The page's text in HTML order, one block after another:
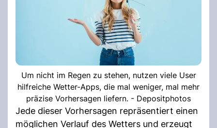
Um nicht im Regen zu stehen, nutzen viele User
hilfreiche Wetter-Apps, die mal weniger, mal mehr
präzise Vorhersagen liefern. - Depositphotos
Jede dieser Vorhersagen repräsentiert einen
möglichen Verlauf des Wetters und erzeugt